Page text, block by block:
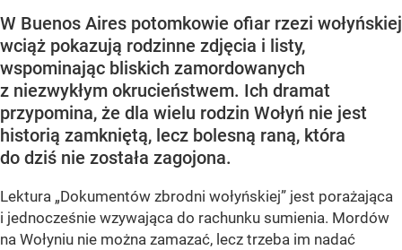
W Buenos Aires potomkowie ofiar rzezi wołyńskiej
wciąż pokazują rodzinne zdjęcia i listy,
wspominając bliskich zamordowanych
z niezwykłym okrucieństwem. Ich dramat
przypomina, że dla wielu rodzin Wołyń nie jest
historią zamkniętą, lecz bolesną raną, która
do dziś nie została zagojona.
Lektura „Dokumentów zbrodni wołyńskiej” jest porażająca
i jednocześnie wzywająca do rachunku sumienia. Mordów
na Wołyniu nie można zamazać, lecz trzeba im nadać